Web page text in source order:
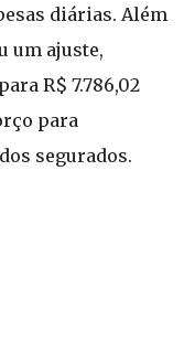
diárias. Além
um ajuste,
R$ 7.786,02
para
segurados.